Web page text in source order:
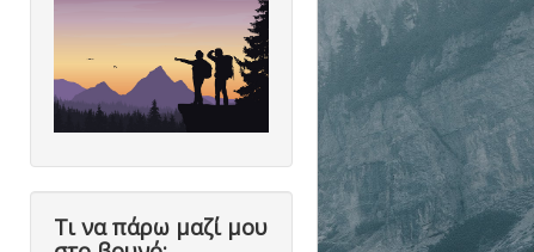
Τι να πάρω μαζί μου